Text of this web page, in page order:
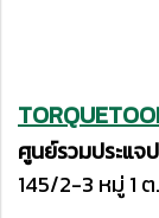
ศูนย์รวมประแ
145/2-3 หมู่ 1